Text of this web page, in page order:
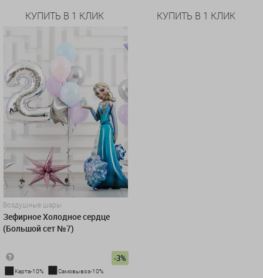
КУПИТЬ В 1 КЛИК КУПИТЬ В 1 КЛИК
Воздушные шары
Зефирное Холодное сердце
(Большой сет №7)
-3%
Карта-10% Самовывоз-10%